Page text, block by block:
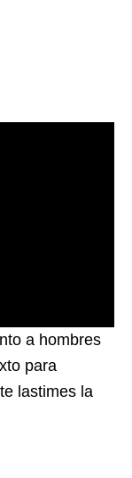
a hombres
para
lastimes la